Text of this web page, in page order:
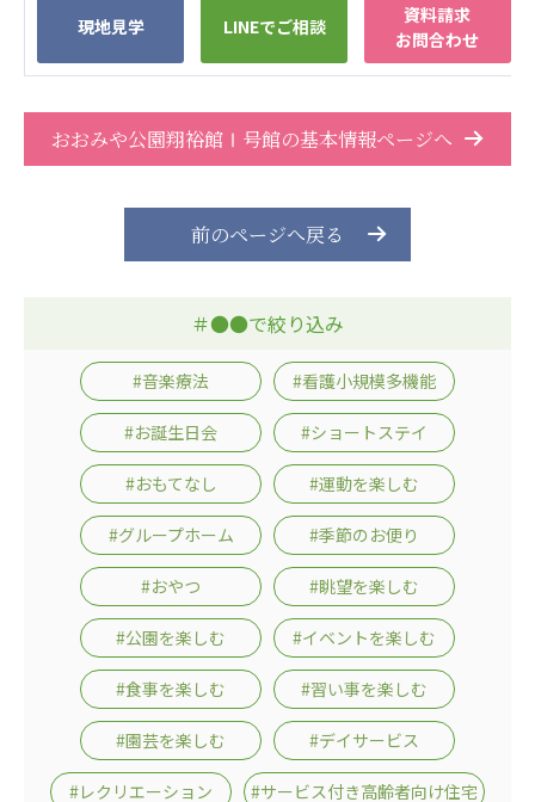
現地見学 LINEでご相談
資料請求
お問合わせ
おおみや公園翔裕館Ⅰ号館の基本情報ページへ
前のページへ戻る
＃●●で絞り込み
#音楽療法 #看護小規模多機能
#お誕生日会 #ショートステイ
#おもてなし #運動を楽しむ
#グループホーム #季節のお便り
#おやつ #眺望を楽しむ
#公園を楽しむ #イベントを楽しむ
#食事を楽しむ #習い事を楽しむ
#園芸を楽しむ #デイサービス
#レクリエーション #サービス付き高齢者向け住宅